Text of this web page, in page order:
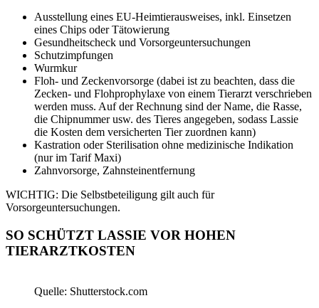
Ausstellung eines EU-Heimtierausweises, inkl. Einsetzen
eines Chips oder Tätowierung
Gesundheitscheck und Vorsorgeuntersuchungen
Schutzimpfungen
Wurmkur
Floh- und Zeckenvorsorge (dabei ist zu beachten, dass die
Zecken- und Flohprophylaxe von einem Tierarzt verschrieben
werden muss. Auf der Rechnung sind der Name, die Rasse,
die Chipnummer usw. des Tieres angegeben, sodass Lassie
die Kosten dem versicherten Tier zuordnen kann)
Kastration oder Sterilisation ohne medizinische Indikation
(nur im Tarif Maxi)
Zahnvorsorge, Zahnsteinentfernung
WICHTIG: Die Selbstbeteiligung gilt auch für
Vorsorgeuntersuchungen.
SO SCHÜTZT LASSIE VOR HOHEN
TIERARZTKOSTEN
Quelle: Shutterstock.com